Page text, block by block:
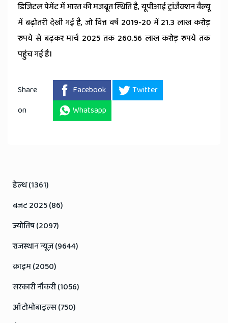
डिजिटल पेमेंट में भारत की मजबूत स्थिति है, यूपीआई ट्रांजैक्शन वैल्यू
में बढ़ोतरी देखी गई है, जो वित्त वर्ष 2019-20 में 21.3 लाख करोड़
रुपये से बढ़कर मार्च 2025 तक 260.56 लाख करोड़ रुपये तक
पहुंच गई है।
Share
on
Facebook
Twitter
Whatsapp
हेल्थ (1361)
बजट 2025 (86)
ज्योतिष (2097)
राजस्थान न्यूज़ (9644)
क्राइम (2050)
सरकारी नौकरी (1056)
ऑटोमोबाइल्स (750)